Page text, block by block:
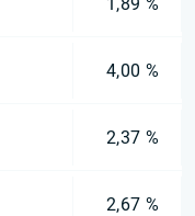
4,00 %
2,37 %
2,67 %